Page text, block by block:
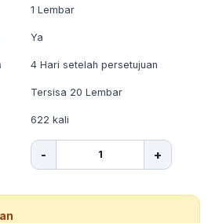
1 Lembar
Ya
4 Hari setelah persetujuan
Tersisa 20 Lembar
622 kali
- +